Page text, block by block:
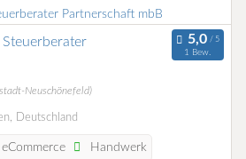
Steuerberater
1 Bew.
Neuschönefeld)
Deutschland
eCommerce Handwerk